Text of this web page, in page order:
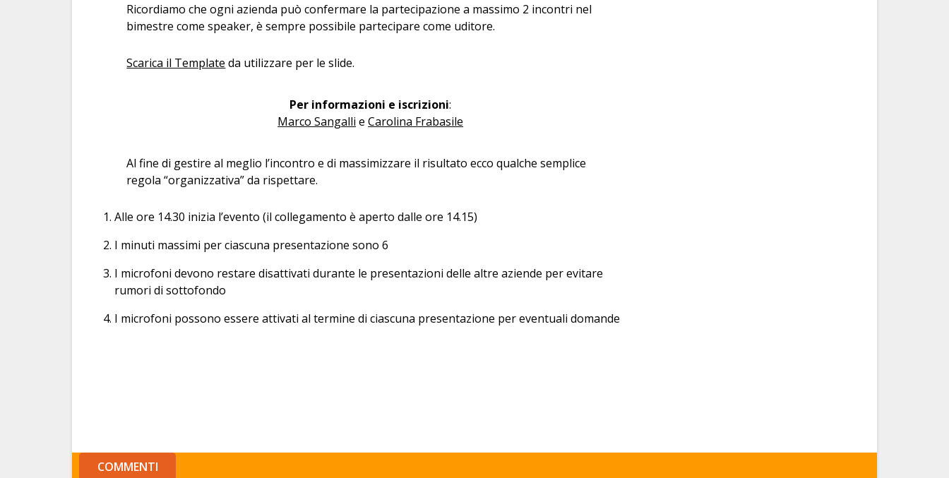
Ricordiamo che ogni azienda può confermare la partecipazione a massimo 2 incontri nel
bimestre come speaker, è sempre possibile partecipare come uditore.
Scarica il Template da utilizzare per le slide.
Per informazioni e iscrizioni:
Marco Sangalli eCarolina Frabasile
Al fine di gestire al meglio l’incontro e di massimizzare il risultato ecco qualche semplice
regola “organizzativa” da rispettare.
Alle ore 14.30 inizia l’evento (il collegamento è aperto dalle ore 14.15)
I minuti massimi per ciascuna presentazione sono 6
I microfoni devono restare disattivati durante le presentazioni delle altre aziende per evitare
rumori di sottofondo
I microfoni possono essere attivati al termine di ciascuna presentazione per eventuali domande
COMMENTI